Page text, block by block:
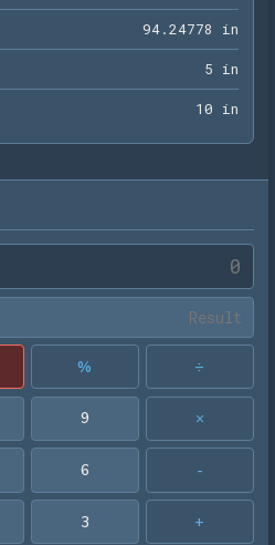
94.24778 in
5 in
10 in
% ÷
9 ×
6 -
3 +